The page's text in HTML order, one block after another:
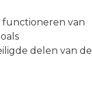
functioneren van
delen van de